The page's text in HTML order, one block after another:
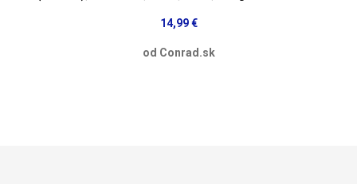
14,99 €
od Conrad.sk